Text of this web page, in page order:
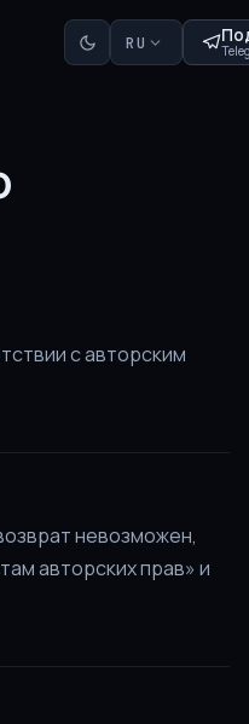
RU
с авторским
невозможен,
авторских прав» и